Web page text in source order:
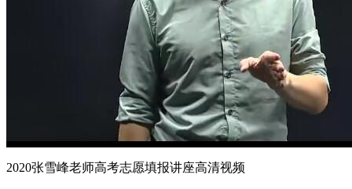
2020张雪峰老师高考志愿填报讲座高清视频